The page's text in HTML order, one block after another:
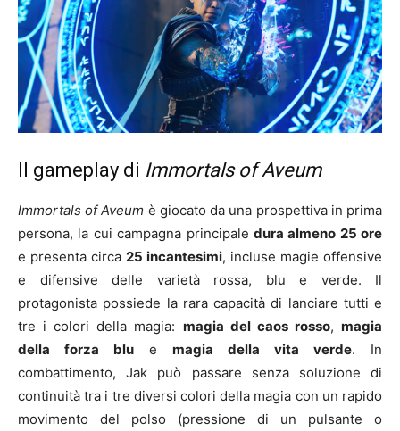
Il gameplay di Immortals of Aveum
Immortals of Aveum è giocato da una prospettiva in prima
persona, la cui campagna principale dura almeno 25 ore
e presenta circa 25 incantesimi, incluse magie offensive
e difensive delle varietà rossa, blu e verde. Il
protagonista possiede la rara capacità di lanciare tutti e
tre i colori della magia: magia del caos rosso,magia
della forza blu e magia della vita verde. In
combattimento, Jak può passare senza soluzione di
continuità tra i tre diversi colori della magia con un rapido
movimento del polso (pressione di un pulsante o